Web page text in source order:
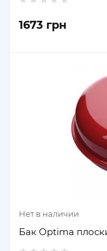
1673 грн
Нет в наличии
Бак Optima